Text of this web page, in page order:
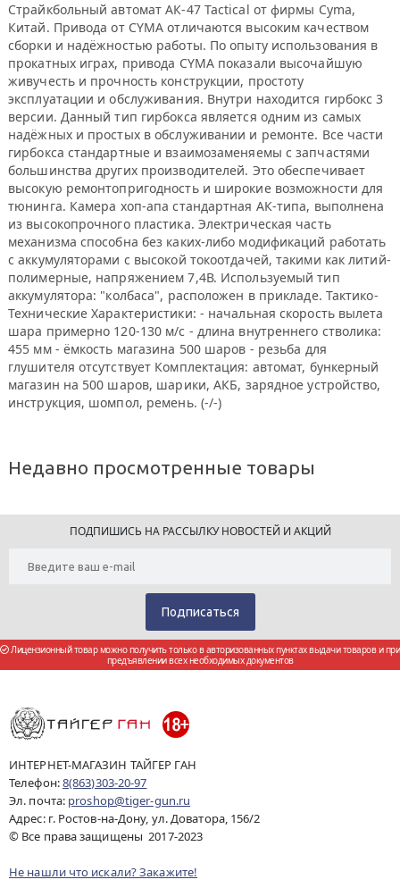
Страйкбольный автомат АК-47 Tactical от фирмы Cyma,
Китай. Привода от CYMA отличаются высоким качеством
сборки и надёжностью работы. По опыту использования в
прокатных играх, привода CYMA показали высочайшую
живучесть и прочность конструкции, простоту
эксплуатации и обслуживания. Внутри находится гирбокс 3
версии. Данный тип гирбокса является одним из самых
надёжных и простых в обслуживании и ремонте. Все части
гирбокса стандартные и взаимозаменяемы с запчастями
большинства других производителей. Это обеспечивает
высокую ремонтопригодность и широкие возможности для
тюнинга. Камера хоп-апа стандартная АК-типа, выполнена
из высокопрочного пластика. Электрическая часть
механизма способна без каких-либо модификаций работать
с аккумуляторами с высокой токоотдачей, такими как литий-
полимерные, напряжением 7,4В. Используемый тип
аккумулятора: "колбаса", расположен в прикладе. Тактико-
Технические Характеристики: - начальная скорость вылета
шара примерно 120-130 м/с - длина внутреннего стволика:
455 мм - ёмкость магазина 500 шаров - резьба для
глушителя отсутствует Комплектация: автомат, бункерный
магазин на 500 шаров, шарики, АКБ, зарядное устройство,
инструкция, шомпол, ремень. (-/-)
Недавно просмотренные товары
ПОДПИШИСЬ НА РАССЫЛКУ НОВОСТЕЙ И АКЦИЙ
Лицензионный товар можно получить только в авторизованных пунктах выдачи товаров и при
предъявлении всех необходимых документов
ИНТЕРНЕТ-МАГАЗИН ТАЙГЕР ГАН
Телефон:8(863)303-20-97
Эл. почта: proshop@tiger-gun.ru
Адрес: г. Ростов-на-Дону, ул. Доватора, 156/2
© Все права защищены 2017-2023
Не нашли что искали? Закажите!